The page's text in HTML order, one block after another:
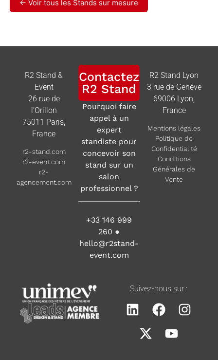
← Voir tous les Stands sur mesure
R2 Stand &
Event
26 rue de
l’Orillon
75011 Paris,
France
r2-stand.com
r2-event.com
r2-
agencement.com
Contactez
R2 Stand
Pourquoi faire
appel à un
expert
standiste pour
concevoir son
stand sur un
salon
professionnel ?
+33 146 999
260 ●
hello@r2stand-
event.com
R2 Stand Lyon
3 rue de Genève
69006 Lyon,
France
Mentions légales
Politique de
Confidentialité
Conditions
Générales de
Vente
Suivez-nous sur :